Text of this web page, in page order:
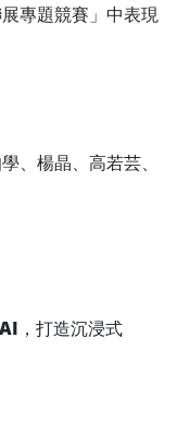
專題競賽」中表現
、楊晶、高若芸、
，打造沉浸式